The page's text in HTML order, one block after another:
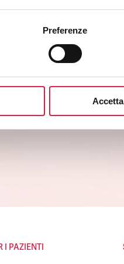
Preferenze
ospedali Bollino Rosa.
e ai servizi.
I PAZIENTI